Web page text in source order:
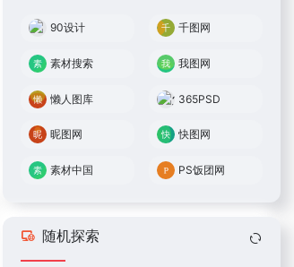
90设计 千图网
素材搜索 我图网
懒人图库 365PSD
昵图网 快图网
素材中国 PS饭团网
随机探索